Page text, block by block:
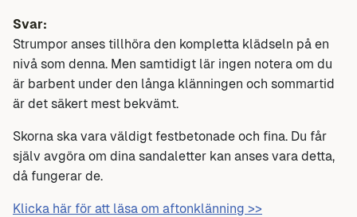
Svar:
Strumpor anses tillhöra den kompletta klädseln på en
nivå som denna. Men samtidigt lär ingen notera om du
är barbent under den långa klänningen och sommartid
är det säkert mest bekvämt.
Skorna ska vara väldigt festbetonade och fina. Du får
själv avgöra om dina sandaletter kan anses vara detta,
då fungerar de.
Klicka här för att läsa om aftonklänning >>